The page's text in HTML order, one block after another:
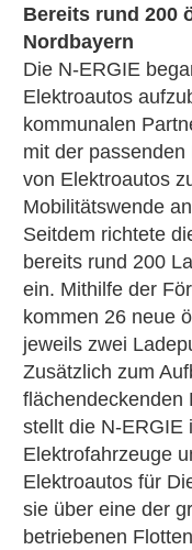
Bereits rund 200
Nordbayern
Die N-ERGIE
Elektroautos
kommunalen
mit der
von Elektroautos
Mobilitätswende
Seitdem richtete
bereits rund 200
ein. Mithilfe der
kommen 26 neue
jeweils zwei
Zusätzlich zum
flächendeckenden
stellt die N-ERGIE
Elektrofahrzeuge
Elektroautos für
sie über eine der
betriebenen